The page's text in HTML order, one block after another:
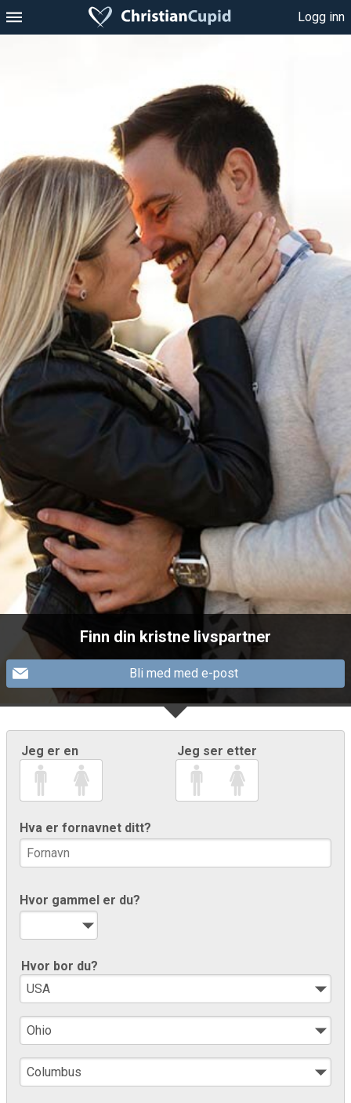
Logg inn
Finn din kristne livspartner
Bli med med e-post
Jeg er en Jeg ser etter
Hva er fornavnet ditt?
Hvor gammel er du?
Hvor bor du?